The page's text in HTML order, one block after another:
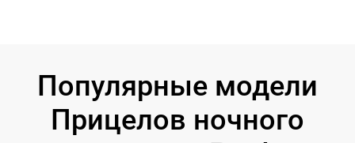
Популярные модели
Прицелов ночного